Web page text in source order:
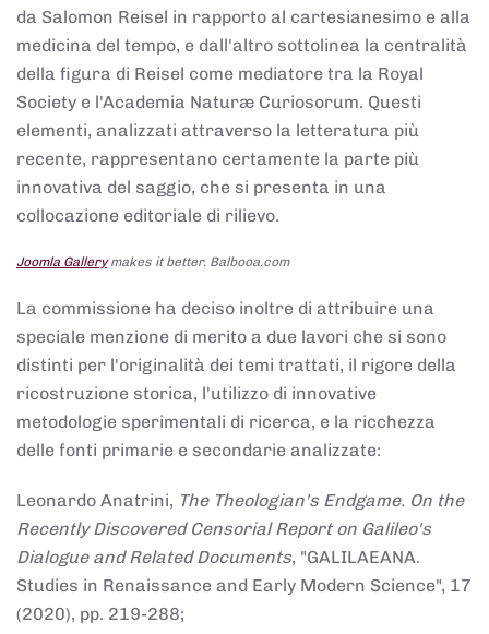
da Salomon Reisel in rapporto al cartesianesimo e alla
medicina del tempo, e dall'altro sottolinea la centralità
della figura di Reisel come mediatore tra la Royal
Society e l'Academia Naturæ Curiosorum. Questi
elementi, analizzati attraverso la letteratura più
recente, rappresentano certamente la parte più
innovativa del saggio, che si presenta in una
collocazione editoriale di rilievo.
Joomla Gallerymakes it better. Balbooa.com
La commissione ha deciso inoltre di attribuire una
speciale menzione di merito a due lavori che si sono
distinti per l'originalità dei temi trattati, il rigore della
ricostruzione storica, l'utilizzo di innovative
metodologie sperimentali di ricerca, e la ricchezza
delle fonti primarie e secondarie analizzate:
Leonardo Anatrini, The Theologian's Endgame. On the
Recently Discovered Censorial Report on Galileo's
Dialogue and Related Documents, "GALILAEANA.
Studies in Renaissance and Early Modern Science", 17
(2020), pp. 219-288;